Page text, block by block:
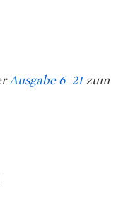
Ausgabe 6–21zum